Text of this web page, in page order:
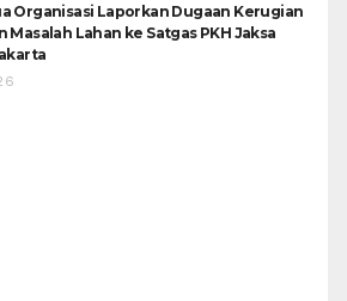
Organisasi Laporkan Dugaan Kerugian
Masalah Lahan ke Satgas PKH Jaksa